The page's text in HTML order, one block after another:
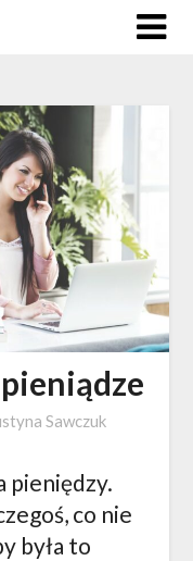
Sawczuk
pieniędzy.
co nie
była to